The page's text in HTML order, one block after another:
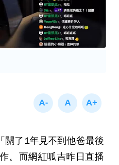
關了1年見不到他爸最後
。而網紅呱吉昨日直播